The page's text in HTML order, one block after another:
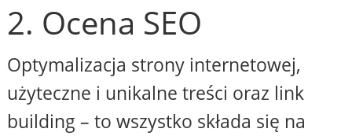
2. Ocena SEO
Optymalizacja strony internetowej,
użyteczne i unikalne treści oraz link
building – to wszystko składa się na